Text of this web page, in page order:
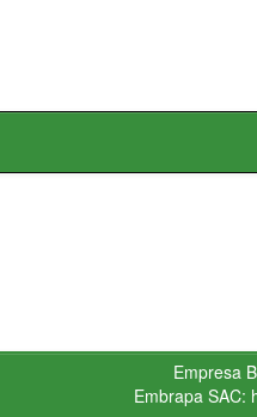
Empresa
Embrapa SAC: